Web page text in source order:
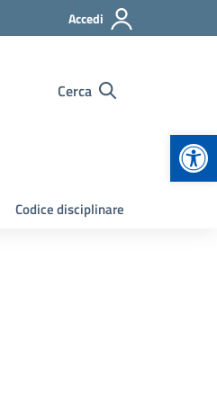
Accedi
Cerca
Codice disciplinare